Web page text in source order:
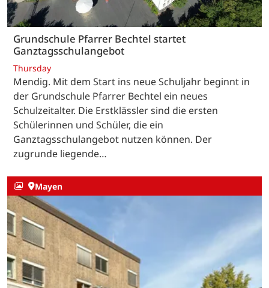
Grundschule Pfarrer Bechtel startet
Ganztagsschulangebot
Thursday
Mendig. Mit dem Start ins neue Schuljahr beginnt in
der Grundschule Pfarrer Bechtel ein neues
Schulzeitalter. Die Erstklässler sind die ersten
Schülerinnen und Schüler, die ein
Ganztagsschulangebot nutzen können. Der
zugrunde liegende…
Mayen